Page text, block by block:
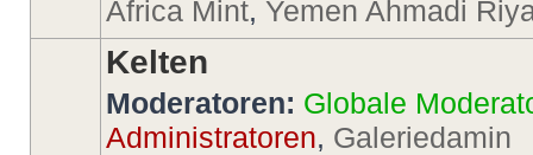
Africa Mint, Yemen Ahmadi
Kelten
Moderatoren: Globale
Administratoren, Galeriedamin